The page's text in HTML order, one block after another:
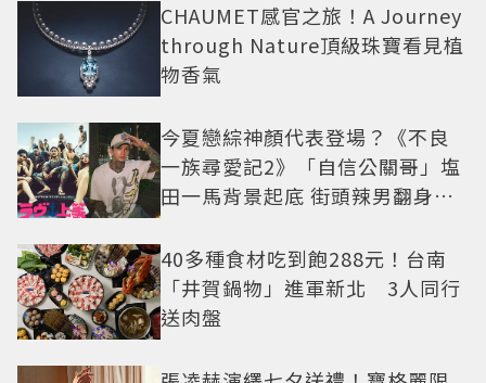
CHAUMET感官之旅！A Journey
through Nature頂級珠寶看見植
物香氣
今夏戀綜神顏代表登場？《不良
一族尋愛記2》「自信公關哥」塩
田一馬背景起底 街頭辣男翻身當
40多種食材吃到飽288元！台南
「井賀鍋物」進軍新北 3人同行
送肉盤